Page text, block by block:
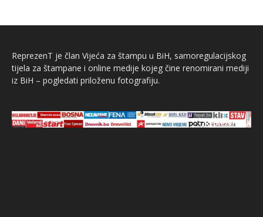
ReprezenT je član Vijeća za štampu u BiH, samoregulacijskog
tijela za štampane i online medije kojeg čine renomirani mediji
iz BiH – pogledati priloženu fotografiju.